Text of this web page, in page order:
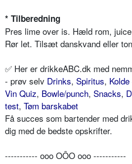
* Tilberedning
Pres lime over is. Hæld rom,
Rør let. Tilsæt danskvand eller
✅ Her er drikkeABC.dk med
- prøv selv Drinks, Spiritus,
Vin Quiz, Bowle/punch, Snacks,
test, Tøm barskabet
Få succes som bartender med
dig med de bedste opskrifter.
----------- ooo OÔO ooo -----------